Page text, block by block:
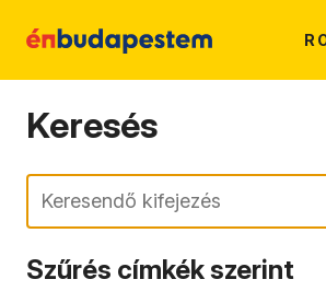
Keresés
Keresés
Szűrés címkék szerint